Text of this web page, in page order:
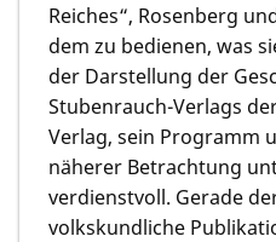
Reiches“, Rosenberg
dem zu bedienen, was
der Darstellung der
Stubenrauch-Verlags
Verlag, sein Programm
näherer Betrachtung
verdienstvoll. Gerade
volkskundliche